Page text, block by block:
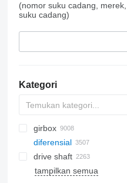
(nomor suku cadang, merek,
suku cadang)
Kategori
girbox
diferensial
drive shaft
tampilkan semua